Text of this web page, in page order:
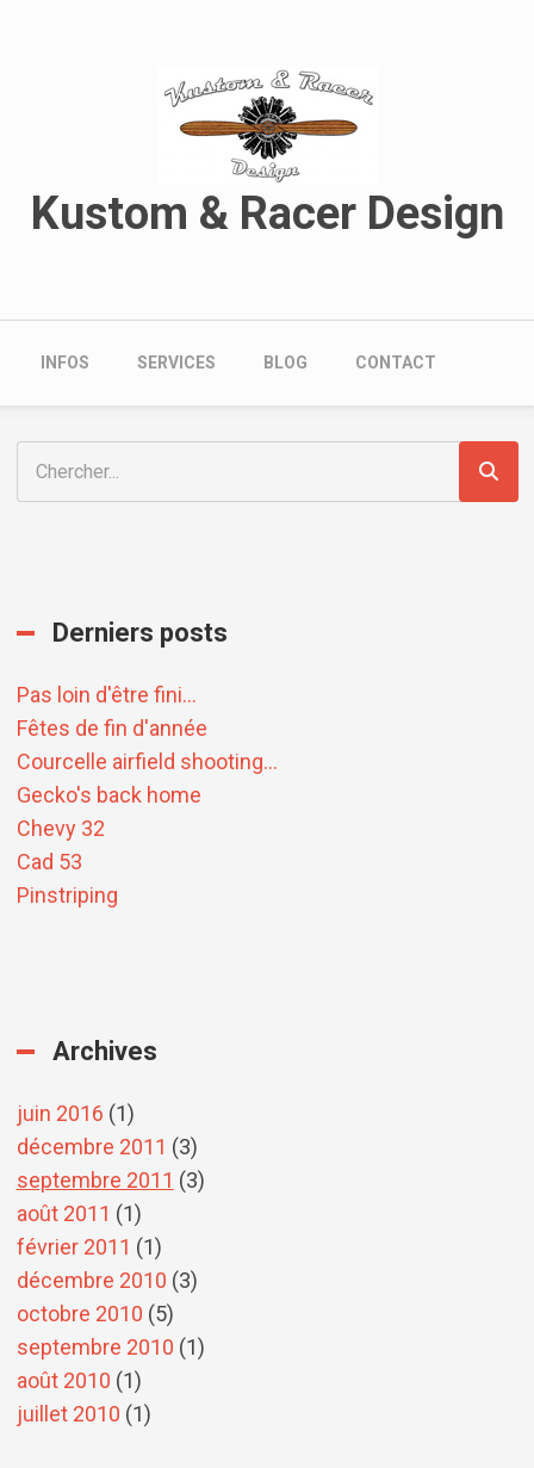
Kustom & Racer Design
Navigation principale
INFOS SERVICES BLOG CONTACT
Derniers posts
Pas loin d'être fini...
Fêtes de fin d'année
Courcelle airfield shooting...
Gecko's back home
Chevy 32
Cad 53
Pinstriping
Archives
juin 2016 (1)
décembre 2011 (3)
septembre 2011 (3)
août 2011 (1)
février 2011 (1)
décembre 2010 (3)
octobre 2010 (5)
septembre 2010 (1)
août 2010 (1)
juillet 2010 (1)